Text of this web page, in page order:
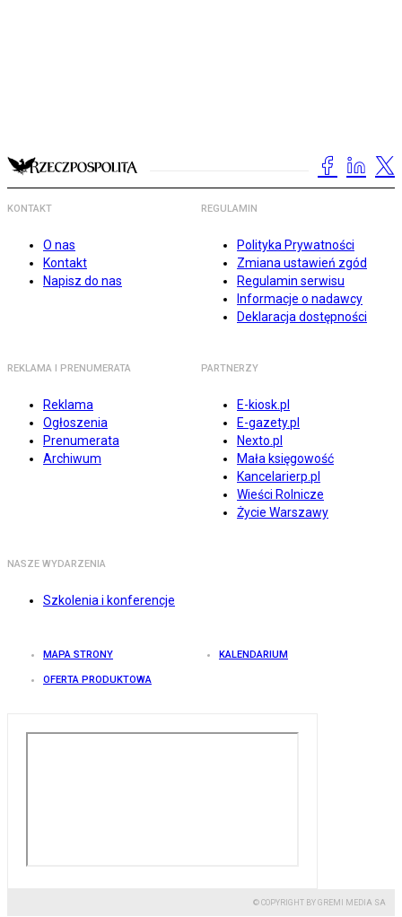
KONTAKT
O nas
Kontakt
Napisz do nas
REGULAMIN
Polityka Prywatności
Zmiana ustawień zgód
Regulamin serwisu
Informacje o nadawcy
Deklaracja dostępności
REKLAMA I PRENUMERATA
Reklama
Ogłoszenia
Prenumerata
Archiwum
PARTNERZY
E-kiosk.pl
E-gazety.pl
Nexto.pl
Mała księgowość
Kancelarierp.pl
Wieści Rolnicze
Życie Warszawy
NASZE WYDARZENIA
Szkolenia i konferencje
MAPA STRONY KALENDARIUM
OFERTA PRODUKTOWA
© COPYRIGHT BY GREMI MEDIA SA